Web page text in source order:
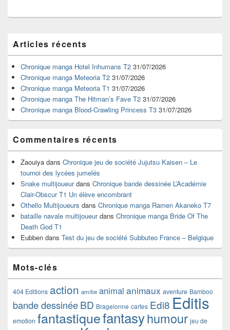
principale
de
widget
pour
barre
latérale
Articles récents
Chronique manga Hotel Inhumans T2 31/07/2026
Chronique manga Meteoria T2 31/07/2026
Chronique manga Meteoria T1 31/07/2026
Chronique manga The Hitman’s Fave T2 31/07/2026
Chronique manga Blood-Crawling Princess T3 31/07/2026
Commentaires récents
Zaouiya dans Chronique jeu de société Jujutsu Kaisen – Le
tournoi des lycées jumelés
Snake multijoueurdans Chronique bande dessinée L’Académie
Clair-Obscur T1 Un élève encombrant
Othello Multijoueurs dans Chronique manga Ramen Akaneko T7
bataille navale multijoueurdans Chronique manga Bride Of The
Death God T1
Eubben dans Test du jeu de société Subbuteo France – Belgique
Mots-clés
404 Editions action amitie animal animaux aventure Bamboo
bande dessinéeBD Bragelonne cartes Edi8 Editis
emotion fantastiquefantasyhumour jeu de